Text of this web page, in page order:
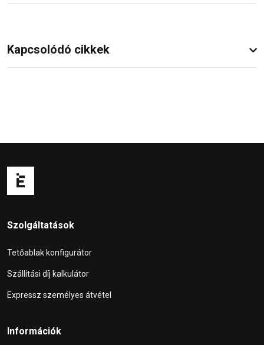
Kapcsolódó cikkek
Szolgáltatások
Tetőablak konfigurátor
Szállítási díj kalkulátor
Expressz személyes átvétel
Információk